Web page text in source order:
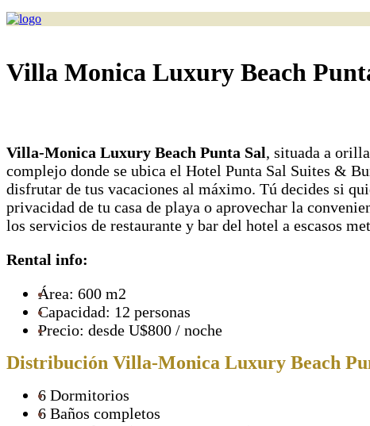
Villa Monica Luxury Beach
Villa-Monica Luxury Beach Punta Sal, situada a
complejo donde se ubica el Hotel Punta Sal Suites &
disfrutar de tus vacaciones al máximo. Tú decides si
privacidad de tu casa de playa o aprovechar la
los servicios de restaurante y bar del hotel a escasos
Rental info:
Área: 600 m2
Capacidad: 12 personas
Precio: desde U$800 / noche
Distribución Villa-Monica Luxury Beach
6 Dormitorios
6 Baños completos